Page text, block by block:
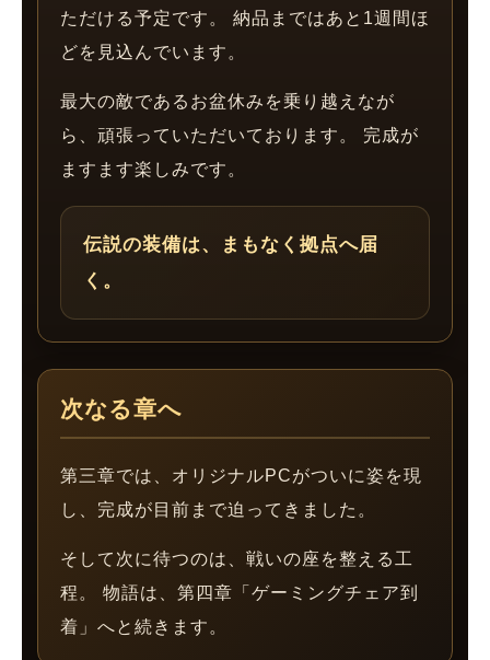
ただける予定です。 納品まではあと1週間ほ
どを見込んでいます。
最大の敵であるお盆休みを乗り越えなが
ら、頑張っていただいております。 完成が
ますます楽しみです。
伝説の装備は、まもなく拠点へ届
く。
次なる章へ
第三章では、オリジナルPCがついに姿を現
し、完成が目前まで迫ってきました。
そして次に待つのは、戦いの座を整える工
程。 物語は、第四章「ゲーミングチェア到
着」へと続きます。